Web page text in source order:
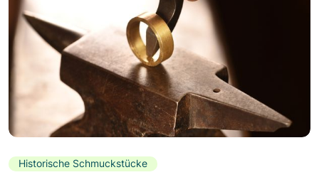
Historische Schmuckstücke